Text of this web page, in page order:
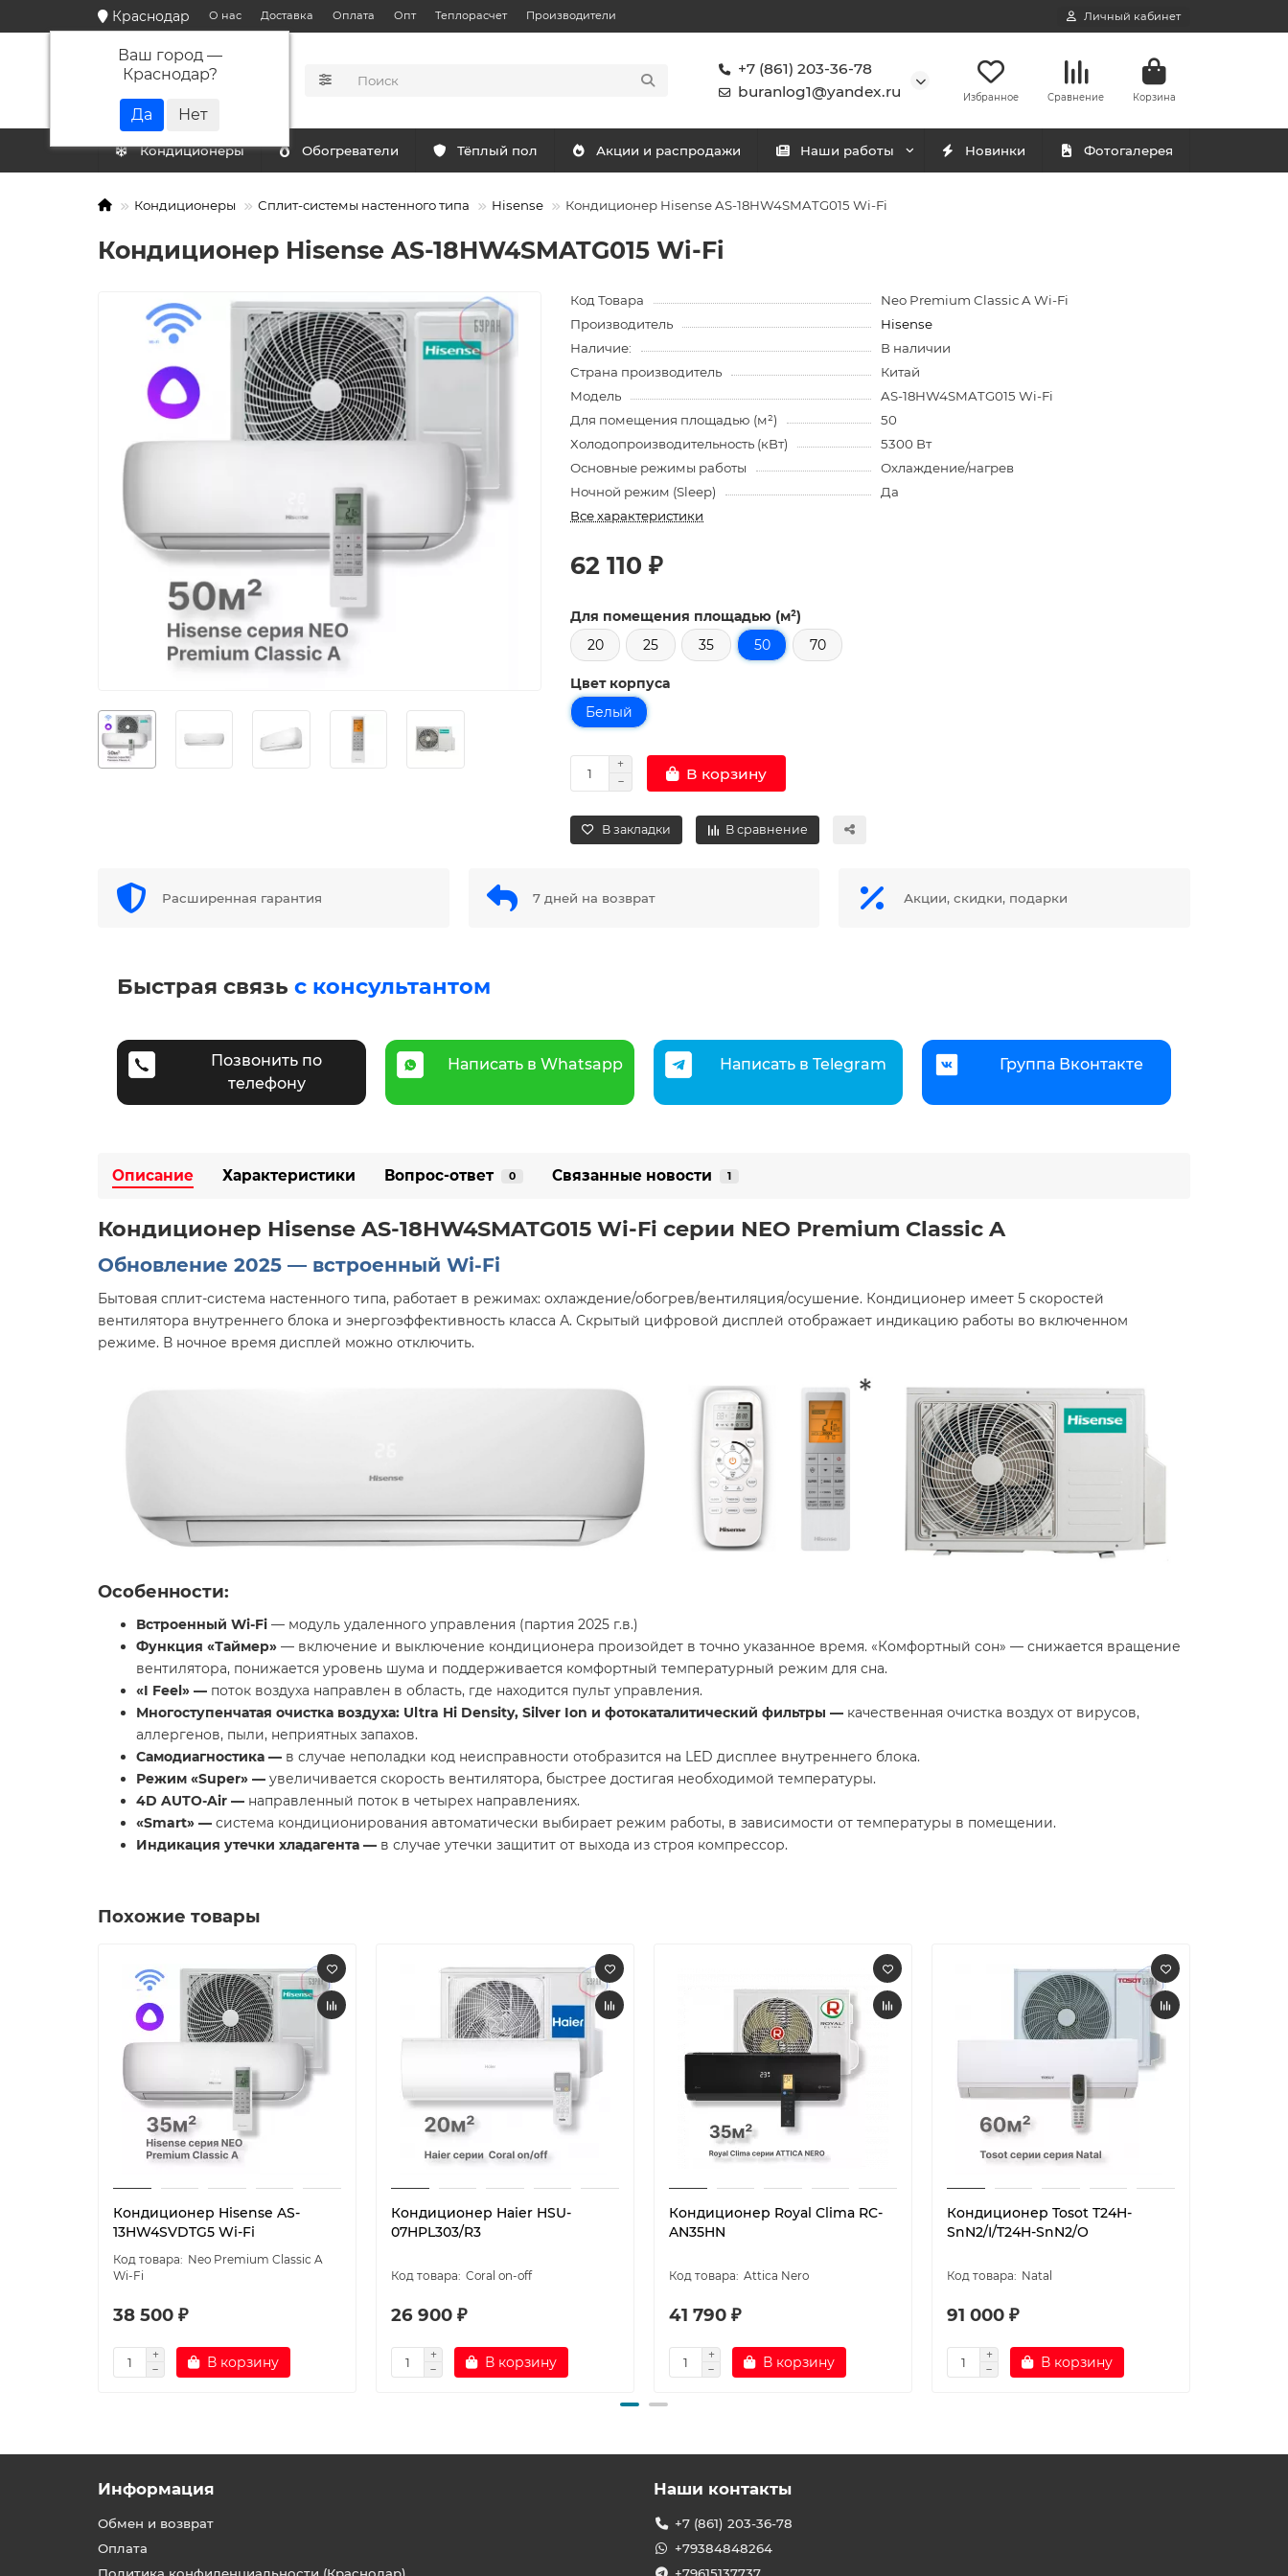
Краснодар
Ваш город —
Краснодар?
О нас Доставка Оплата Опт Теплорасчет Производители Личный кабинет
КАТАЛОГ
+7 (861) 203-36-78
buranlog1@yandex.ru
Избранное Сравнение Корзина
Кондиционеры Обогреватели Тёплый пол Акции и распродажи Наши работы Новинки Фотогалерея
Кондиционеры Сплит-системы настенного типа Hisense Кондиционер Hisense AS-18HW4SMATG015 Wi-Fi
Кондиционер Hisense AS-18HW4SMATG015 Wi-Fi
Код Товара
Neo Premium Classic A Wi-Fi
Производитель
Hisense
Наличие:
В наличии
Страна производитель
Китай
Модель
AS-18HW4SMATG015 Wi-Fi
Для помещения площадью (м²)
50
Холодопроизводительность (кВт)
5300 Вт
Основные режимы работы
Охлаждение/нагрев
Ночной режим (Sleep)
Да
Все характеристики
62 110 ₽
Для помещения площадью (м²)
20
25 35 50 70
Цвет корпуса
Белый
В корзину
В закладки В сравнение
Расширенная гарантия 7 дней на возврат Акции, скидки, подарки
Быстрая связь с консультантом
Позвонить по
телефону
Написать в Whatsapp Написать в Telegram Группа Вконтакте
Описание Характеристики Вопрос-ответ 0 Связанные новости 1
Кондиционер Hisense AS-18HW4SMATG015 Wi-Fi серии NEO Premium Classic A
Обновление 2025 — встроенный Wi-Fi
Бытовая сплит-система настенного типа, работает в режимах: охлаждение/обогрев/вентиляция/осушение. Кондиционер имеет 5 скоростей
вентилятора внутреннего блока и энергоэффективность класса А. Скрытый цифровой дисплей отображает индикацию работы во включенном
режиме. В ночное время дисплей можно отключить.
Особенности:
Встроенный Wi-Fi — модуль удаленного управления (партия 2025 г.в.)
Функция «Таймер» — включение и выключение кондиционера произойдет в точно указанное время. «Комфортный сон» — снижается вращение
вентилятора, понижается уровень шума и поддерживается комфортный температурный режим для сна.
«I Feel» — поток воздуха направлен в область, где находится пульт управления.
Многоступенчатая очистка воздуха: Ultra Hi Density, Silver Ion и фотокаталитический фильтры — качественная очистка воздух от вирусов,
аллергенов, пыли, неприятных запахов.
Самодиагностика — в случае неполадки код неисправности отобразится на LED дисплее внутреннего блока.
Режим «Super» — увеличивается скорость вентилятора, быстрее достигая необходимой температуры.
4D AUTO-Air — направленный поток в четырех направлениях.
«Smart» — система кондиционирования автоматически выбирает режим работы, в зависимости от температуры в помещении.
Индикация утечки хладагента — в случае утечки защитит от выхода из строя компрессор.
Похожие товары
Кондиционер Hisense AS-
13HW4SVDTG5 Wi-Fi
Neo Premium Classic A
Wi-Fi
38 500 ₽
В корзину
Кондиционер Haier HSU-
07HPL303/R3
Coral on-off
26 900 ₽
В корзину
Кондиционер Royal Clima RC-
AN35HN
Attica Nero
41 790 ₽
В корзину
Кондиционер Tosot T24H-
SnN2/I/T24H-SnN2/O
Natal
91 000 ₽
В корзину
Информация
Обмен и возврат
Оплата
Наши контакты
+7 (861) 203-36-78
+79384848264